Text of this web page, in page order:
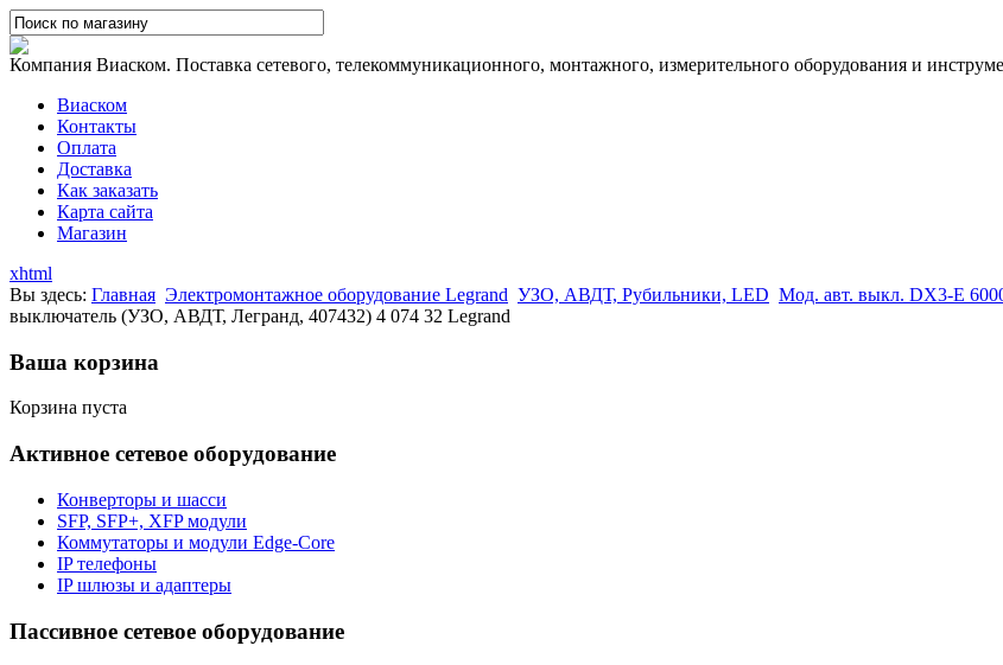
Компания Виаском. Поставка сетевого, телекоммуникационного, монтажного, измерительного оборудования и
Виаском
Контакты
Оплата
Доставка
Как заказать
Карта сайта
Магазин
xhtml
Вы здесь: Главная Электромонтажное оборудование Legrand УЗО, АВДТ, Рубильники, LED Мод. авт. выкл. DX3-E
выключатель (УЗО, АВДТ, Легранд, 407432) 4 074 32 Legrand
Ваша корзина
Корзина пуста
Активное сетевое оборудование
Конверторы и шасси
SFP, SFP+, XFP модули
Коммутаторы и модули Edge-Core
IP телефоны
IP шлюзы и адаптеры
Пассивное сетевое оборудование